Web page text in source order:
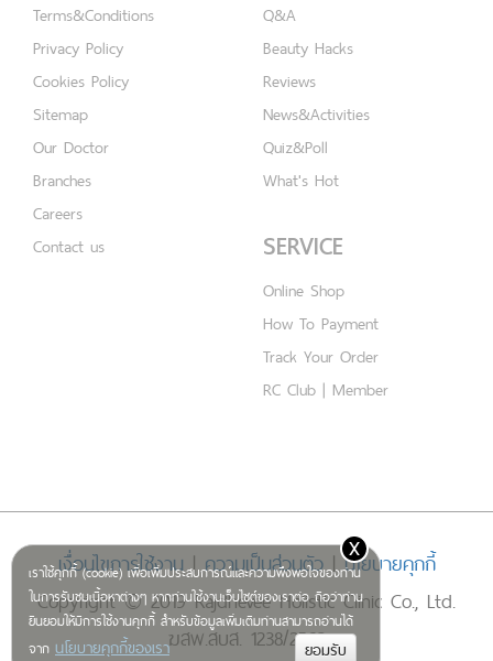
เราใช้คุกกี้ (cookie) เพื่อเพิ่มประสบการณ์และความพึงพอใจของท่าน
ในการรับชมเนื้อหาต่างๆ หากท่านใช้งานเว็บไซต์ของเราต่อ ถือว่าท่าน
ยินยอมให้มีการใช้งานคุกกี้ สำหรับข้อมูลเพิ่มเติมท่านสามารถอ่านได้
จาก นโยบายคุกกี้ของเรา
x
Terms&Conditions
Privacy Policy
Cookies Policy
Sitemap
Our Doctor
Branches
Careers
Contact us
Q&A
Beauty Hacks
Reviews
News&Activities
Quiz&Poll
What's Hot
SERVICE
Online Shop
How To Payment
Track Your Order
RC Club | Member
เงื่อนไขการใช้งาน|ความเป็นส่วนตัว|นโยบายคุกกี้
Copyright © 2019 Rajdhevee Holistic Clinic Co., Ltd.
ฆสพ.สบส. 1238/2562